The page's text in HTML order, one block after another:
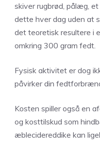
skiver rugbrød, pålæg,
dette hver dag uden at
det teoretisk resultere i
omkring 300 gram fedt.
Fysisk aktivitet er dog
påvirker din
Kosten spiller også en
og kosttilskud som
æblecidereddike kan